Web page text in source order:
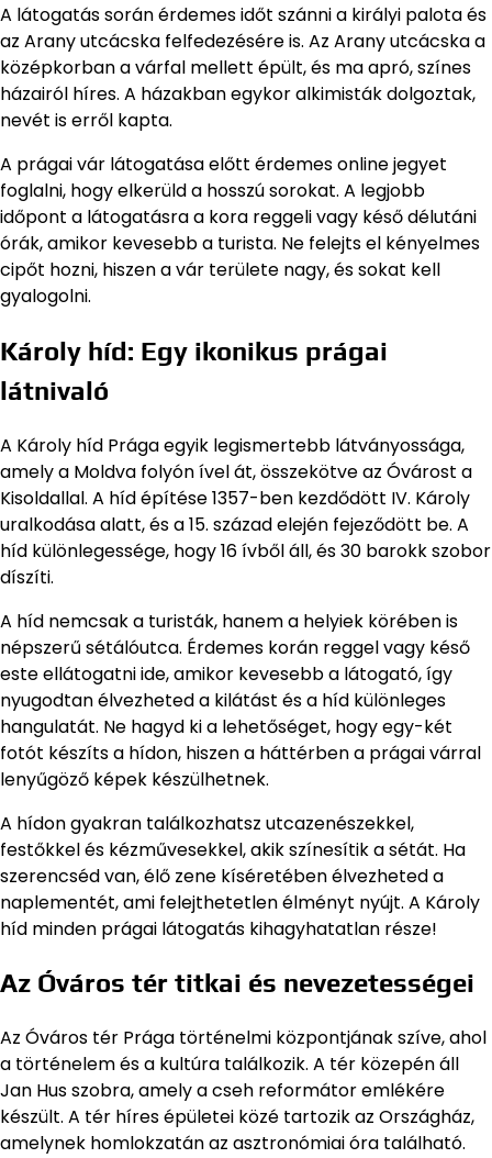
A látogatás során érdemes időt szánni a királyi palota és
az Arany utcácska felfedezésére is. Az Arany utcácska a
középkorban a várfal mellett épült, és ma apró, színes
házairól híres. A házakban egykor alkimisták dolgoztak,
nevét is erről kapta.
A prágai vár látogatása előtt érdemes online jegyet
foglalni, hogy elkerüld a hosszú sorokat. A legjobb
időpont a látogatásra a kora reggeli vagy késő délutáni
órák, amikor kevesebb a turista. Ne felejts el kényelmes
cipőt hozni, hiszen a vár területe nagy, és sokat kell
gyalogolni.
Károly híd: Egy ikonikus prágai
látnivaló
A Károly híd Prága egyik legismertebb látványossága,
amely a Moldva folyón ível át, összekötve az Óvárost a
Kisoldallal. A híd építése 1357-ben kezdődött IV. Károly
uralkodása alatt, és a 15. század elején fejeződött be. A
híd különlegessége, hogy 16 ívből áll, és 30 barokk szobor
díszíti.
A híd nemcsak a turisták, hanem a helyiek körében is
népszerű sétálóutca. Érdemes korán reggel vagy késő
este ellátogatni ide, amikor kevesebb a látogató, így
nyugodtan élvezheted a kilátást és a híd különleges
hangulatát. Ne hagyd ki a lehetőséget, hogy egy-két
fotót készíts a hídon, hiszen a háttérben a prágai várral
lenyűgöző képek készülhetnek.
A hídon gyakran találkozhatsz utcazenészekkel,
festőkkel és kézművesekkel, akik színesítik a sétát. Ha
szerencséd van, élő zene kíséretében élvezheted a
naplementét, ami felejthetetlen élményt nyújt. A Károly
híd minden prágai látogatás kihagyhatatlan része!
Az Óváros tér titkai és nevezetességei
Az Óváros tér Prága történelmi központjának szíve, ahol
a történelem és a kultúra találkozik. A tér közepén áll
Jan Hus szobra, amely a cseh reformátor emlékére
készült. A tér híres épületei közé tartozik az Országház,
amelynek homlokzatán az asztronómiai óra található.